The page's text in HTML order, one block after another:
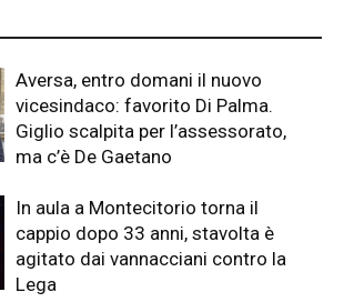
Aversa, entro domani il nuovo
vicesindaco: favorito Di Palma.
Giglio scalpita per l’assessorato,
ma c’è De Gaetano
In aula a Montecitorio torna il
cappio dopo 33 anni, stavolta è
agitato dai vannacciani contro la
Lega